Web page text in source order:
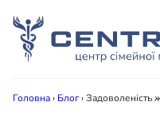
Головна› Блог›Задоволеність